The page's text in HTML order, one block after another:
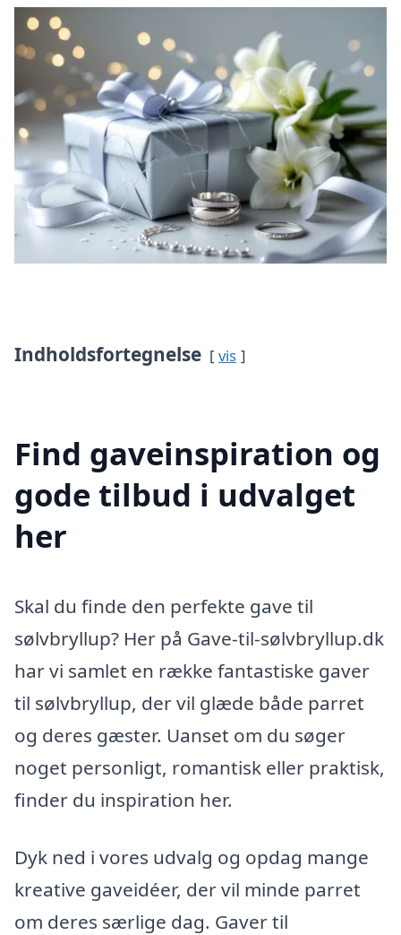
Indholdsfortegnelse vis
Find gaveinspiration og
gode tilbud i udvalget
her
Skal du finde den perfekte gave til
sølvbryllup? Her på Gave-til-sølvbryllup.dk
har vi samlet en række fantastiske gaver
til sølvbryllup, der vil glæde både parret
og deres gæster. Uanset om du søger
noget personligt, romantisk eller praktisk,
finder du inspiration her.
Dyk ned i vores udvalg og opdag mange
kreative gaveidéer, der vil minde parret
om deres særlige dag. Gaver til